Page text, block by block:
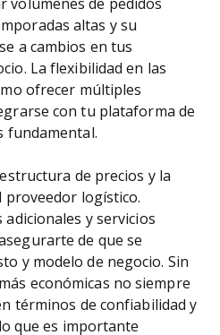
volúmenes de pedidos
altas y su
a cambios en tus
La flexibilidad en las
ofrecer múltiples
con tu plataforma de
fundamental.
de precios y la
proveedor logístico.
y servicios
de que se
y modelo de negocio. Sin
económicas no siempre
términos de confiabilidad y
que es importante